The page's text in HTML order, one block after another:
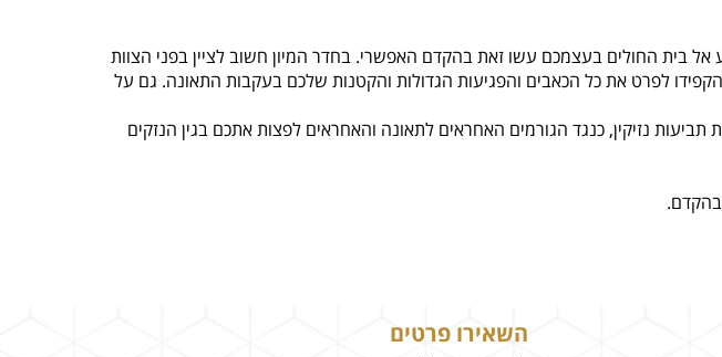
בית החולים בעצמכם עשו זאת בהקדם האפשרי. בחדר המיון חשוב לציין בפני הצוות
לפרט את כל הכאבים והפגיעות הגדולות והקטנות שלכם בעקבות התאונה. גם על
נזיקין, כנגד הגורמים האחראים לתאונה והאחראים לפצות אתכם בגין הנזקים
בהקדם.
השאירו פרטים